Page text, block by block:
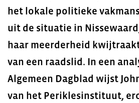
het lokale politieke
uit de situatie in
haar meerderheid
van een raadslid. In een
Algemeen Dagblad wijst
van het Periklesinstituut,